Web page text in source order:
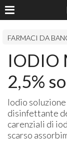
FARMACI DA
IODIO
2,5%
Iodio
disinfettante
carenziali di
scarso